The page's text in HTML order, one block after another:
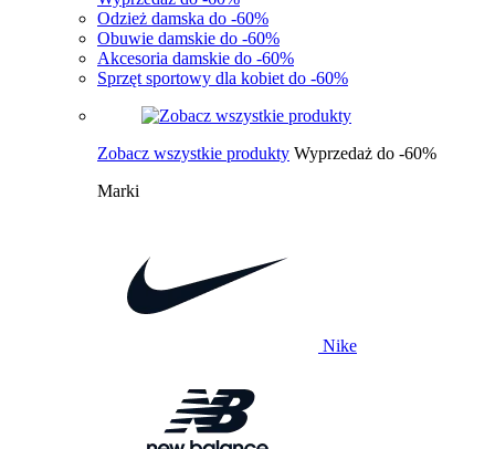
Odzież damska do -60%
Obuwie damskie do -60%
Akcesoria damskie do -60%
Sprzęt sportowy dla kobiet do -60%
Zobacz wszystkie produkty Wyprzedaż do -60%
Marki
Nike